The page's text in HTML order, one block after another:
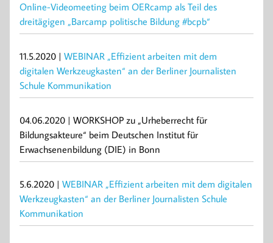
Online-Videomeeting beim OERcamp als Teil des
dreitägigen „Barcamp politische Bildung #bcpb“
11.5.2020 | WEBINAR „Effizient arbeiten mit dem
digitalen Werkzeugkasten“ an der Berliner Journalisten
Schule Kommunikation
04.06.2020 | WORKSHOP zu „Urheberrecht für
Bildungsakteure“ beim Deutschen Institut für
Erwachsenenbildung (DIE) in Bonn
5.6.2020 | WEBINAR „Effizient arbeiten mit dem digitalen
Werkzeugkasten“ an der Berliner Journalisten Schule
Kommunikation